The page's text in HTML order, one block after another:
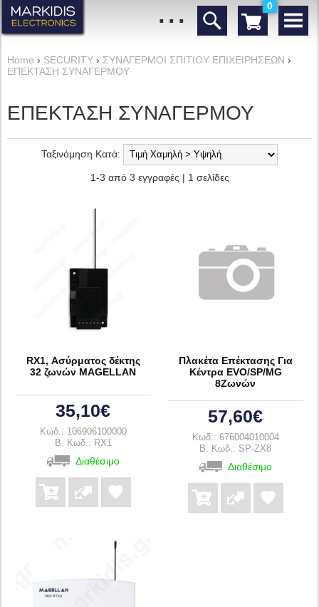
0
...
Home › SECURITY › ΣΥΝΑΓΕΡΜΟΙ ΣΠΙΤΙΟΥ ΕΠΙΧΕΙΡΗΣΕΩΝ ›
ΕΠΕΚΤΑΣΗ ΣΥΝΑΓΕΡΜΟΥ
ΕΠΕΚΤΑΣΗ ΣΥΝΑΓΕΡΜΟΥ
Ταξινόμηση Κατά:
1-3 από 3 εγγραφές | 1 σελίδες
RX1, Ασύρματος δέκτης
32 ζωνών MAGELLAN
35,10€
Κωδ.: 106906100000
B. Κωδ.: RX1
Διαθέσιμο
Πλακέτα Επέκτασης Για
Κέντρα EVO/SP/MG
8Ζωνών
57,60€
Κωδ.: 676004010004
B. Κωδ.: SP-ZX8
Διαθέσιμο